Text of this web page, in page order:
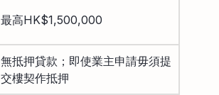
最高HK$1,500,000
無抵押貸款；即使業主申請毋須提
交樓契作抵押